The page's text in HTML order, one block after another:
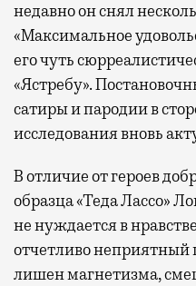
недавно он снял
«Максимальное
его чуть
«Ястребу».
сатиры и пародии в
исследования вновь
В отличие от героев
образца «Теда Лассо»
не нуждается в
отчетливо неприятный
лишен магнетизма,